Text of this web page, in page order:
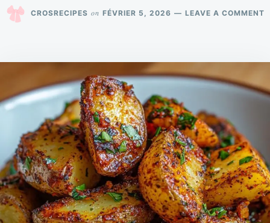
CROSRECIPES on FÉVRIER 5, 2026 LEAVE A COMMENT